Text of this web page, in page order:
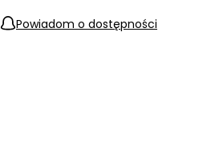
Powiadom o dostępności